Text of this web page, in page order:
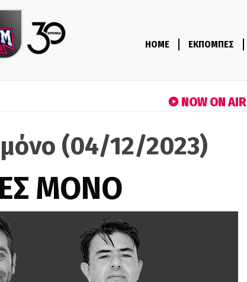
HOME ΕΚΠΟΜΠΕΣ
NOW ON AIR
(04/12/2023)
ΜΟΝΟ